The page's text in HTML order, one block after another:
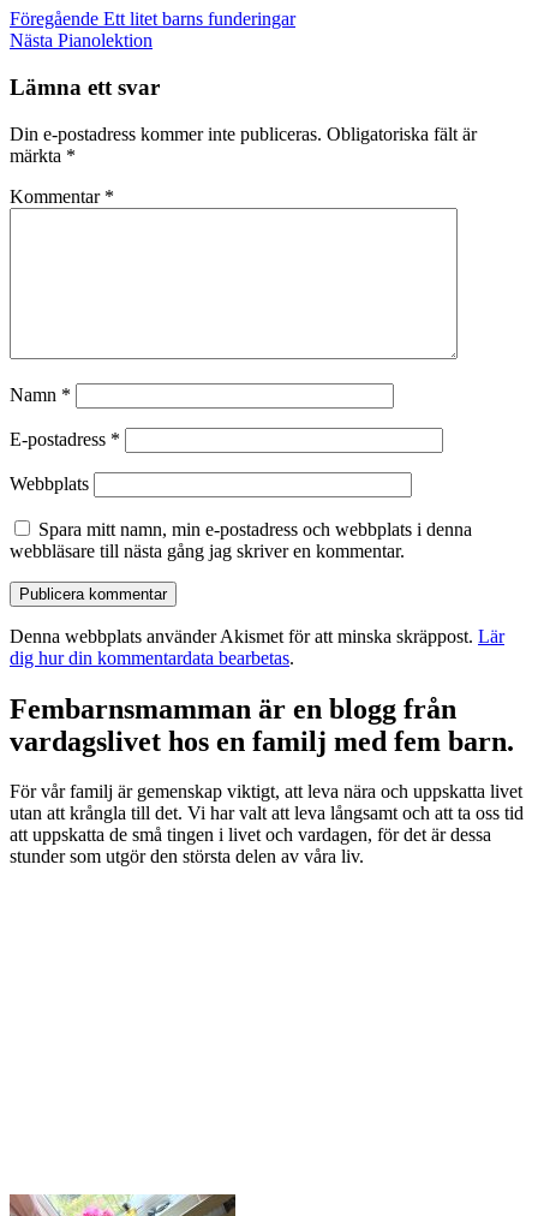
Inläggsnavigering
Föregående Ett litet barns funderingar
Nästa Pianolektion
Lämna ett svar
Din e-postadress kommer inte publiceras. Obligatoriska fält är
märkta *
Kommentar *
Namn *
E-postadress *
Webbplats
Spara mitt namn, min e-postadress och webbplats i denna
webbläsare till nästa gång jag skriver en kommentar.
Denna webbplats använder Akismet för att minska skräppost. Lär
dig hur din kommentardata bearbetas.
Fembarnsmamman är en blogg från
vardagslivet hos en familj med fem barn.
För vår familj är gemenskap viktigt, att leva nära och uppskatta livet
utan att krångla till det. Vi har valt att leva långsamt och att ta oss tid
att uppskatta de små tingen i livet och vardagen, för det är dessa
stunder som utgör den största delen av våra liv.